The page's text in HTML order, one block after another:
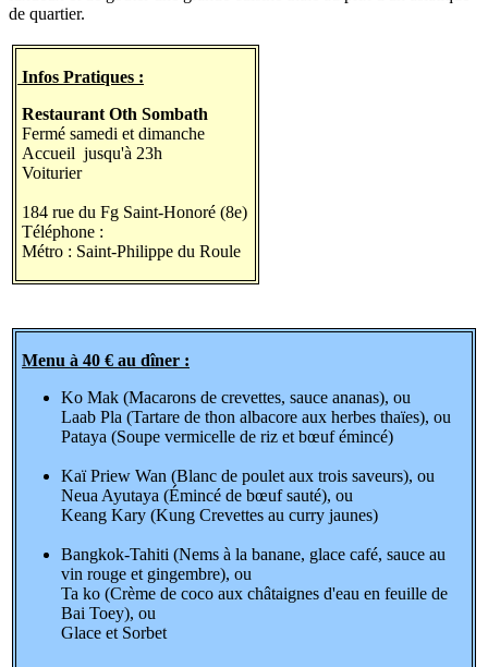
de quartier.
Infos Pratiques :
Restaurant Oth Sombath
Fermé samedi et dimanche
Accueil jusqu'à 23h
Voiturier
184 rue du Fg Saint-Honoré (8e)
Téléphone :
Métro : Saint-Philippe du Roule
Menu à 40 € au dîner :
Ko Mak (Macarons de crevettes, sauce ananas), ou
Laab Pla (Tartare de thon albacore aux herbes thaïes), ou
Pataya (Soupe vermicelle de riz et bœuf émincé)
Kaï Priew Wan (Blanc de poulet aux trois saveurs), ou
Neua Ayutaya (Émincé de bœuf sauté), ou
Keang Kary (Kung Crevettes au curry jaunes)
Bangkok-Tahiti (Nems à la banane, glace café, sauce au
vin rouge et gingembre), ou
Ta ko (Crème de coco aux châtaignes d'eau en feuille de
Bai Toey), ou
Glace et Sorbet